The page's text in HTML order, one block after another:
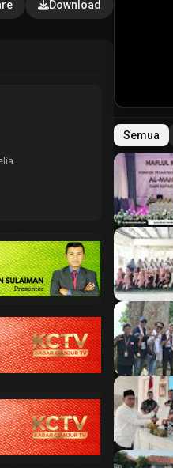
Download
Semua